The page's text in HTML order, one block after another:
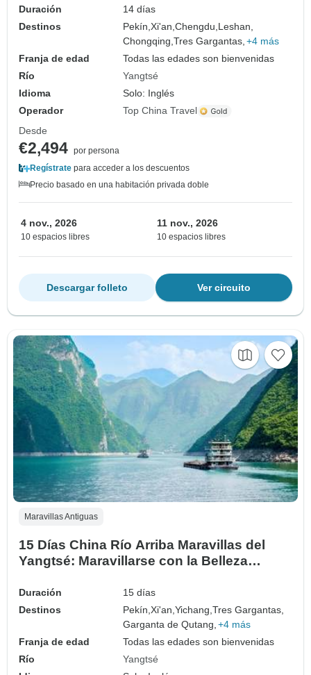
Duración
14 días
Destinos
Pekín,Xi'an,Chengdu,Leshan,
Chongqing,Tres Gargantas, +4 más
Franja de edad
Todas las edades son bienvenidas
Río
Yangtsé
Idioma
Solo: Inglés
Operador
Top China Travel
Desde
€2,494 por persona
Regístrate para acceder a los descuentos
Precio basado en una habitación privada doble
4 nov., 2026
10 espacios libres
11 nov., 2026
10 espacios libres
Ver circuito
Descargar folleto
Maravillas Antiguas
15 Días China Río Arriba Maravillas del
Yangtsé: Maravillarse con la Belleza
Duración
15 días
Destinos
Pekín,Xi'an,Yichang,Tres Gargantas,
Garganta de Qutang, +4 más
Franja de edad
Todas las edades son bienvenidas
Río
Yangtsé